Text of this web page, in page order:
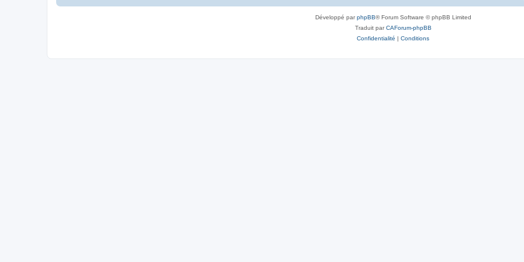
s
Développé parphpBB® Forum Software © phpBB Limited
Traduit parCAForum-phpBB
Confidentialité | Conditions